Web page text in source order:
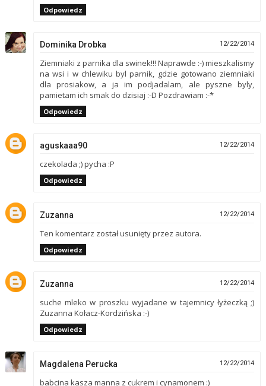
Odpowiedz
Dominika Drobka 12/22/2014
Ziemniaki z parnika dla swinek!!! Naprawde :-) mieszkalismy
na wsi i w chlewiku byl parnik, gdzie gotowano ziemniaki
dla prosiakow, a ja im podjadalam, ale pyszne byly,
pamietam ich smak do dzisiaj :-D Pozdrawiam :-*
Odpowiedz
aguskaaa90 12/22/2014
czekolada ;) pycha :P
Odpowiedz
Zuzanna 12/22/2014
Ten komentarz został usunięty przez autora.
Odpowiedz
Zuzanna 12/22/2014
suche mleko w proszku wyjadane w tajemnicy łyżeczką ;)
Zuzanna Kołacz-Kordzińska :-)
Odpowiedz
Magdalena Perucka 12/22/2014
babcina kasza manna z cukrem i cynamonem :)